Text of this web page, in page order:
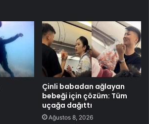
Çinli babadan ağlayan
bebeği için çözüm: Tüm
uçağa dağıttı
Ağustos 8, 2026